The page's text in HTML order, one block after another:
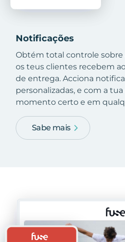
Notificações
Obtém total controle sobre
os teus clientes recebem
de entrega. Acciona
personalizadas, e com a
momento certo e em
Sabe mais